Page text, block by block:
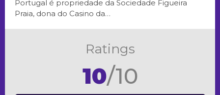
Portugal é propriedade da Sociedade Figueira
Praia, dona do Casino da…
Ratings
10/10